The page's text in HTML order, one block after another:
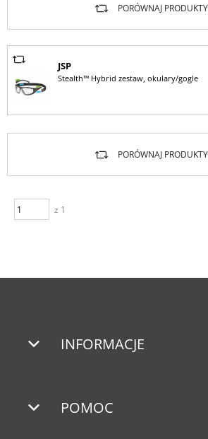
PORÓWNAJ
JSP
Stealth™ Hybrid zestaw, okulary/gogle
z 1
PORÓWNAJ
INFORMACJE
POMOC